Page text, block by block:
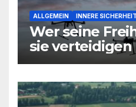
ALLGEMEIN INNERE SICHERHEIT
Wer seine
sie